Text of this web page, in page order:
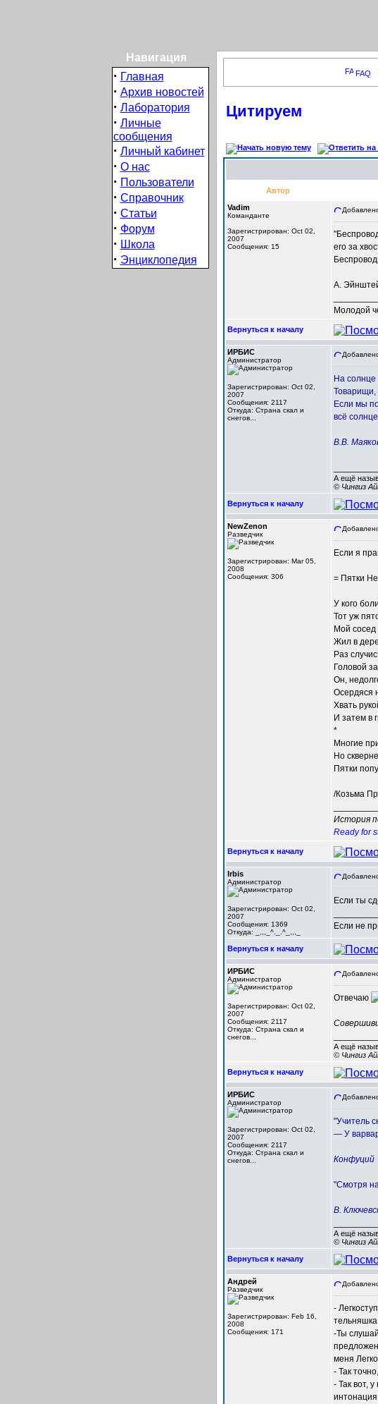
Навигация
· Главная
· Архив новостей
· Лаборатория
· Личные
сообщения
· Личный кабинет
· О нас
· Пользователи
· Справочник
· Статьи
· Форум
· Школа
· Энциклопедия
FAQ
Цитируем
Автор
Vadim
Команданте
Зарегистрирован: Oct 02,
2007
Сообщения: 15
его за
А.
Молодой
Вернуться к началу
ИРБИС
Администратор
Зарегистрирован: Oct 02,
2007
Сообщения: 2117
Откуда: Cтрана скал и
снегов...
На солнце
Товарищи,
Если мы
всё
В.В.
А ещё
© Чингиз
Вернуться к началу
NewZenon
Разведчик
Зарегистрирован: Mar 05,
2008
Сообщения: 306
Если я
= Пятки
У кого
Тот уж
Мой
Жил в
Раз
Головой
Он,
Осердяся
Хвать
И затем в
*
Многие
Но
Пятки
/Козьма
История
Ready for
Вернуться к началу
Irbis
Администратор
Зарегистрирован: Oct 02,
2007
Сообщения: 1369
Откуда: _,,,_^._.^_,,,_
Если ты
Если не
Вернуться к началу
ИРБИС
Администратор
Зарегистрирован: Oct 02,
2007
Сообщения: 2117
Откуда: Cтрана скал и
снегов...
Отвечаю
А ещё
© Чингиз
Вернуться к началу
ИРБИС
Администратор
Зарегистрирован: Oct 02,
2007
Сообщения: 2117
Откуда: Cтрана скал и
снегов...
"Учитель
— У
Конфуций
"Смотря на
В.
А ещё
© Чингиз
Вернуться к началу
Андрей
Разведчик
Зарегистрирован: Feb 16,
2008
Сообщения: 171
-
тельняшка
-Ты
меня
- Так
- Так вот,